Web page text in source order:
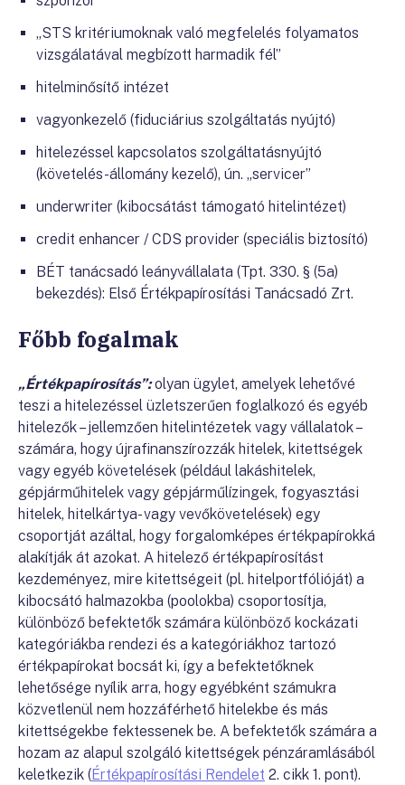
„STS kritériumoknak való megfelelés folyamatos
vizsgálatával megbízott harmadik fél”
hitelminősítő intézet
vagyonkezelő (fiduciárius szolgáltatás nyújtó)
hitelezéssel kapcsolatos szolgáltatásnyújtó
(követelés-állomány kezelő), ún. „servicer”
underwriter (kibocsátást támogató hitelintézet)
credit enhancer / CDS provider (speciális biztosító)
BÉT tanácsadó leányvállalata (Tpt. 330. § (5a)
bekezdés): Első Értékpapírosítási Tanácsadó Zrt.
Főbb fogalmak
„Értékpapírosítás”:olyan ügylet, amelyek lehetővé
teszi a hitelezéssel üzletszerűen foglalkozó és egyéb
hitelezők – jellemzően hitelintézetek vagy vállalatok –
számára, hogy újrafinanszírozzák hitelek, kitettségek
vagy egyéb követelések (például lakáshitelek,
gépjárműhitelek vagy gépjárműlízingek, fogyasztási
hitelek, hitelkártya- vagy vevőkövetelések) egy
csoportját azáltal, hogy forgalomképes értékpapírokká
alakítják át azokat. A hitelező értékpapírosítást
kezdeményez, mire kitettségeit (pl. hitelportfólióját) a
kibocsátó halmazokba (poolokba) csoportosítja,
különböző befektetők számára különböző kockázati
kategóriákba rendezi és a kategóriákhoz tartozó
értékpapírokat bocsát ki, így a befektetőknek
lehetősége nyílik arra, hogy egyébként számukra
közvetlenül nem hozzáférhető hitelekbe és más
kitettségekbe fektessenek be. A befektetők számára a
hozam az alapul szolgáló kitettségek pénzáramlásából
keletkezik (Értékpapírosítási Rendelet 2. cikk 1. pont).